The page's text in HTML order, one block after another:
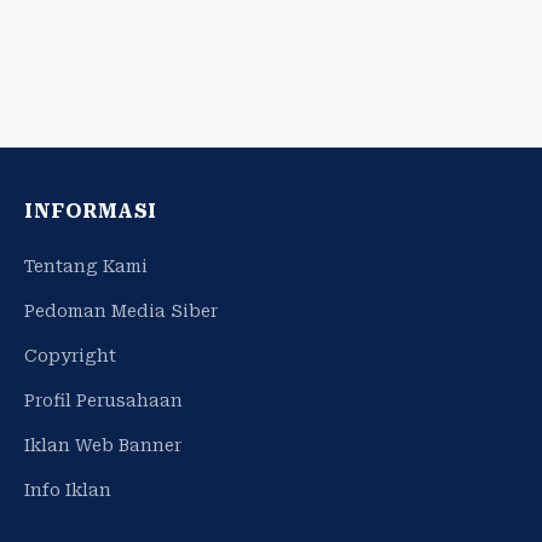
INFORMASI
Tentang Kami
Pedoman Media Siber
Copyright
Profil Perusahaan
Iklan Web Banner
Info Iklan